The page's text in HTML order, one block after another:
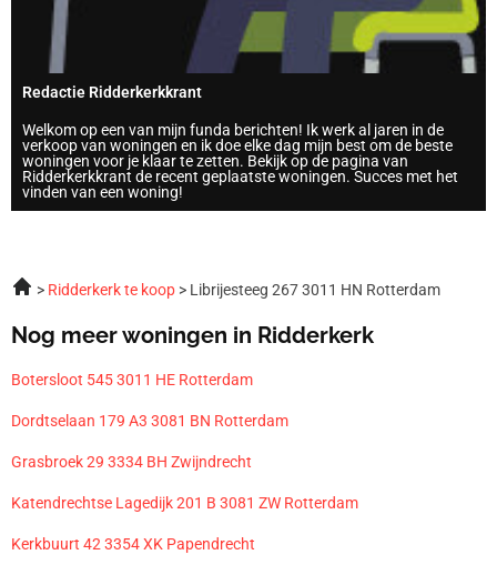
Redactie Ridderkerkkrant
Welkom op een van mijn funda berichten! Ik werk al jaren in de
verkoop van woningen en ik doe elke dag mijn best om de beste
woningen voor je klaar te zetten. Bekijk op de pagina van
Ridderkerkkrant de recent geplaatste woningen. Succes met het
vinden van een woning!
Ridderkerk te koop Librijesteeg 267 3011 HN Rotterdam
Nog meer woningen in Ridderkerk
Botersloot 545 3011 HE Rotterdam
Dordtselaan 179 A3 3081 BN Rotterdam
Grasbroek 29 3334 BH Zwijndrecht
Katendrechtse Lagedijk 201 B 3081 ZW Rotterdam
Kerkbuurt 42 3354 XK Papendrecht